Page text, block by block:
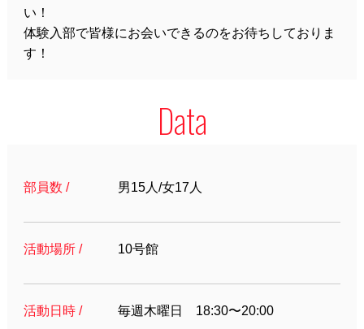
い！
体験入部で皆様にお会いできるのをお待ちしておりま
す！
Data
部員数 / 男15人/女17人
活動場所 / 10号館
活動日時 / 毎週木曜日 18:30〜20:00